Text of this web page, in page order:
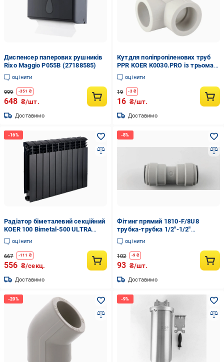
Диспенсер паперових рушників
Rixo Maggio P055B (27188585)
оцінити
999 -351 ₴
648 ₴/шт.
Доставимо
Кутдля поліпропіленових труб
PPR KOER K0030.PRO із трьома
виходами 25 мм (KP0037)
оцінити
19 -3₴
16 ₴/шт.
Доставимо
Радіатор біметалевий секційний
KOER 100 Bimetal-500 ULTRA
BLACK 1 секція Чорний (KR5132)
оцінити
667 -111 ₴
556 ₴/секц.
Доставимо
Фітинг прямий 1810-F/8U8
трубка-трубка 1/2"-1/2"
(66778801438)
оцінити
102 -9₴
93 ₴/шт.
Доставимо